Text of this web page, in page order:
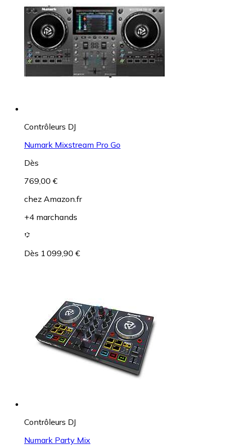
Contrôleurs DJ
Numark Mixstream Pro Go
Dès
769,00 €
chez Amazon.fr
+4 marchands
Dès 1 099,90 €
Contrôleurs DJ
Numark Party Mix